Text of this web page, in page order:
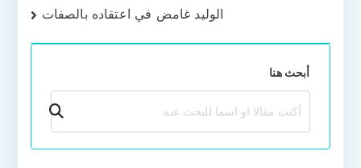
الوليد غامض في اعتقاده بالصفات
أبحث هنا
بحث